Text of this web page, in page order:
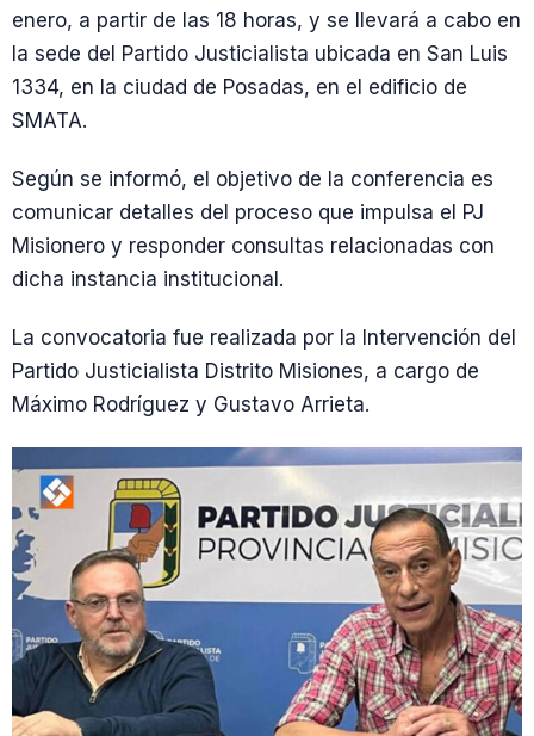
enero, a partir de las 18 horas, y se llevará a cabo en
la sede del Partido Justicialista ubicada en San Luis
1334, en la ciudad de Posadas, en el edificio de
SMATA.
Según se informó, el objetivo de la conferencia es
comunicar detalles del proceso que impulsa el PJ
Misionero y responder consultas relacionadas con
dicha instancia institucional.
La convocatoria fue realizada por la Intervención del
Partido Justicialista Distrito Misiones, a cargo de
Máximo Rodríguez y Gustavo Arrieta.